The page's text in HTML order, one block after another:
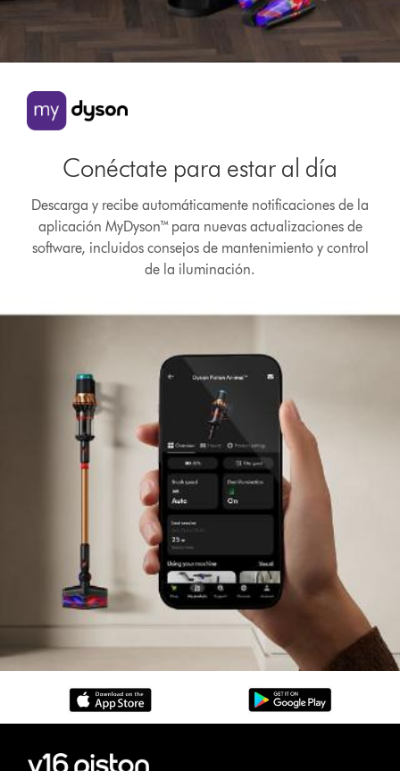
Conéctate para estar al día
Descarga y recibe automáticamente notificaciones de la
aplicación MyDyson™ para nuevas actualizaciones de
software, incluidos consejos de mantenimiento y control
de la iluminación.